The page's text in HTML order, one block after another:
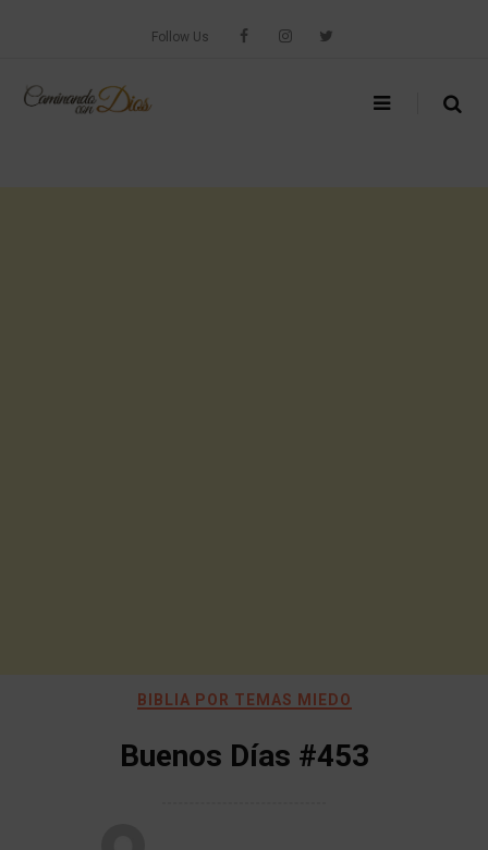
Follow Us
BIBLIA POR TEMAS MIEDO
Buenos Días #453